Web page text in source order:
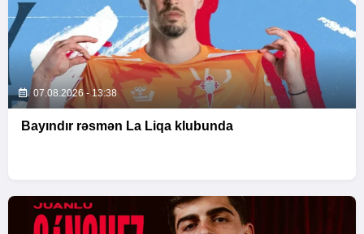
07.08.2026 - 13:38
Bayındır rəsmən La Liqa klubunda